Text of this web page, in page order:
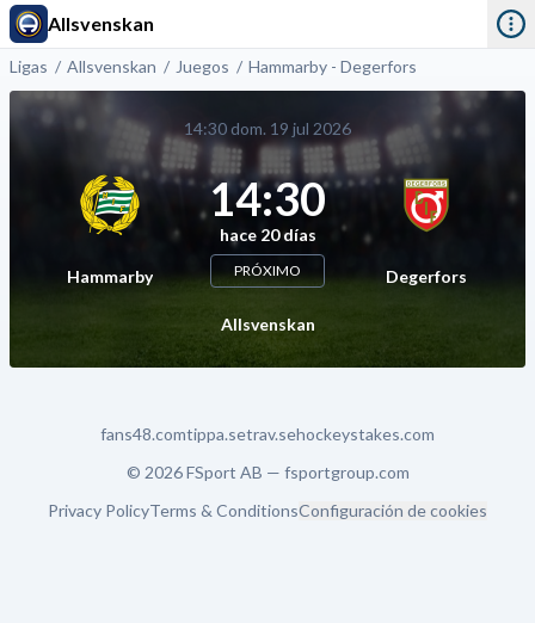
Allsvenskan
Ligas Allsvenskan Juegos Hammarby - Degerfors
14:30 dom. 19 jul 2026
Hammarby
14:30
hace 20 días
PRÓXIMO Degerfors
Allsvenskan
fans48.comtippa.setrav.sehockeystakes.com
© 2026 FSport AB — fsportgroup.com
Privacy PolicyTerms & ConditionsConfiguración de cookies